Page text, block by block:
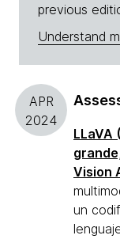
previous
Understand
APR
2024
LLaVA
Vision
un